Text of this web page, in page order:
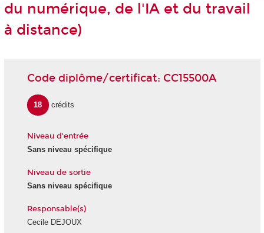
du numérique, de l'IA et du travail
à distance)
Code diplôme/certificat: CC15500A
18 crédits
Niveau d'entrée
Sans niveau spécifique
Niveau de sortie
Sans niveau spécifique
Responsable(s)
Cecile DEJOUX